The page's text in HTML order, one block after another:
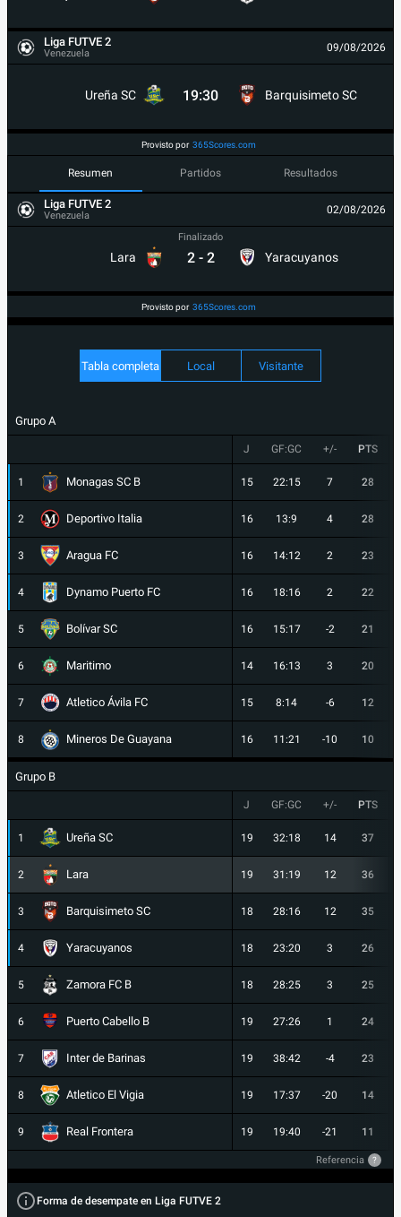
Liga FUTVE 2
Venezuela 09/08/2026
Ureña SC 19:30 Barquisimeto SC
Provisto por 365Scores.com
Resumen Partidos Resultados
Liga FUTVE 2
Venezuela 02/08/2026
Lara
Finalizado
2 - 2 Yaracuyanos
Provisto por 365Scores.com
Tabla completa Local Visitante
Grupo A
J GF:GC +/- PTS
1 Monagas SC B 15 22:15 7 28
2 Deportivo Italia 16 13:9 4 28
3 Aragua FC 16 14:12 2 23
4 Dynamo Puerto FC 16 18:16 2 22
5 Bolívar SC 16 15:17 -2 21
6 Maritimo 14 16:13 3 20
7 Atletico Ávila FC 15 8:14 -6 12
8 Mineros De Guayana 16 11:21 -10 10
Grupo B
J GF:GC +/- PTS
1 Ureña SC 19 32:18 14 37
2 Lara 19 31:19 12 36
3 Barquisimeto SC 18 28:16 12 35
4 Yaracuyanos 18 23:20 3 26
5 Zamora FC B 18 28:25 3 25
6 Puerto Cabello B 19 27:26 1 24
7 Inter de Barinas 19 38:42 -4 23
8 Atletico El Vigia 19 17:37 -20 14
9 Real Frontera 19 19:40 -21 11
Referencia ?
Forma de desempate en Liga FUTVE 2